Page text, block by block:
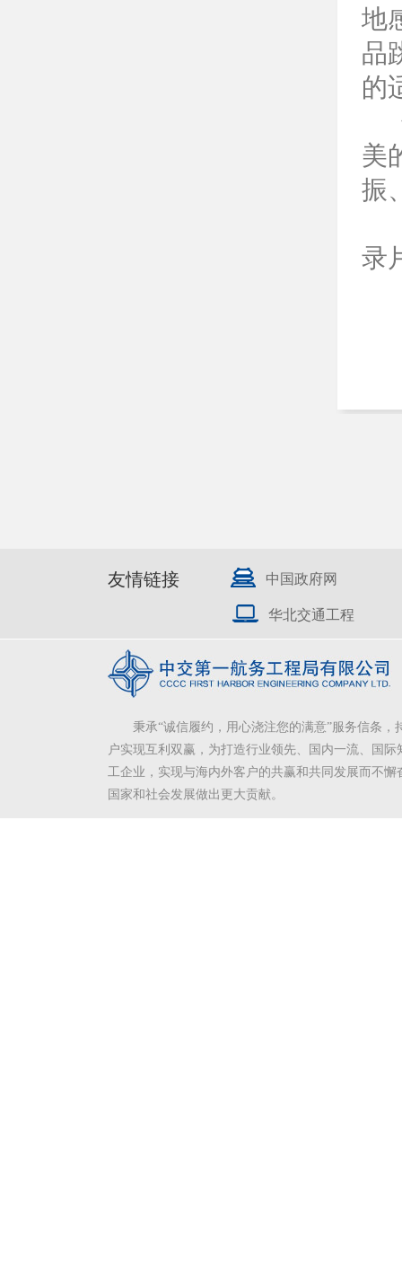
地
品
的
美
振
录
友情链接 中国政府网
华北交通工程
秉承“诚信履约，用心浇注您的满意”服务信条，
户实现互利双赢，为打造行业领先、国内一流、国际
工企业，实现与海内外客户的共赢和共同发展而不懈
国家和社会发展做出更大贡献。